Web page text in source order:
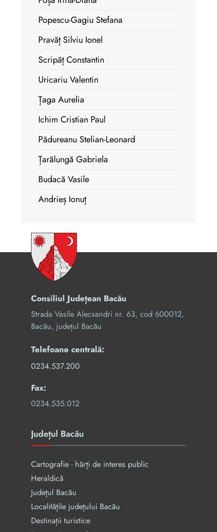
Popescu-Gagiu Stefana
Pravăț Silviu Ionel
Scripăț Constantin
Uricariu Valentin
Țaga Aurelia
Ichim Cristian Paul
Pãdureanu Stelian-Leonard
Țarălungă Gabriela
Budacă Vasile
Andrieș Ionuț
Consiliul Județean Bacău
Strada Vasile Alecsandri nr. 63, cod 600012,
Bacău, județul Bacău
Telefoane centrală:
0234.537.200
Fax:
0234.535.012
Județul Bacău
Cartografie - hărți de interes public
Heraldică
Județul Bacău
Localitățile județului Bacău
Destinații turistice